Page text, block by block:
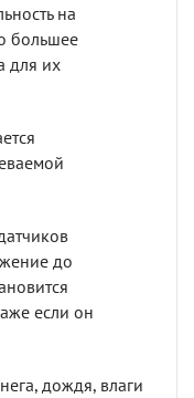
на
большее
для их
до
если он
дождя, влаги